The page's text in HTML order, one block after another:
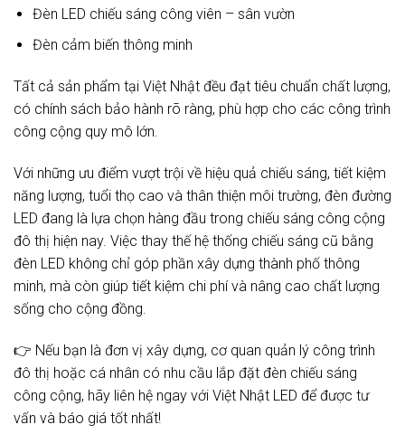
Đèn LED chiếu sáng công viên – sân vườn
Đèn cảm biến thông minh
Tất cả sản phẩm tại Việt Nhật đều đạt tiêu chuẩn chất lượng,
có chính sách bảo hành rõ ràng, phù hợp cho các công trình
công cộng quy mô lớn.
Với những ưu điểm vượt trội về hiệu quả chiếu sáng, tiết kiệm
năng lượng, tuổi thọ cao và thân thiện môi trường, đèn đường
LED đang là lựa chọn hàng đầu trong chiếu sáng công cộng
đô thị hiện nay. Việc thay thế hệ thống chiếu sáng cũ bằng
đèn LED không chỉ góp phần xây dựng thành phố thông
minh, mà còn giúp tiết kiệm chi phí và nâng cao chất lượng
sống cho cộng đồng.
👉 Nếu bạn là đơn vị xây dựng, cơ quan quản lý công trình
đô thị hoặc cá nhân có nhu cầu lắp đặt đèn chiếu sáng
công cộng, hãy liên hệ ngay với Việt Nhật LED để được tư
vấn và báo giá tốt nhất!